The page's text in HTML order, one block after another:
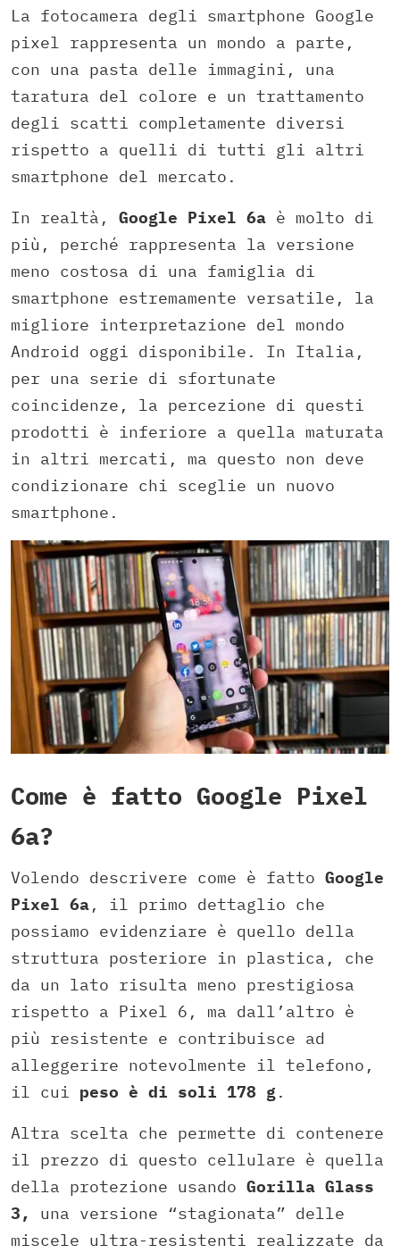
La fotocamera degli smartphone Google
pixel rappresenta un mondo a parte,
con una pasta delle immagini, una
taratura del colore e un trattamento
degli scatti completamente diversi
rispetto a quelli di tutti gli altri
smartphone del mercato.
In realtà, Google Pixel 6a è molto di
più, perché rappresenta la versione
meno costosa di una famiglia di
smartphone estremamente versatile, la
migliore interpretazione del mondo
Android oggi disponibile. In Italia,
per una serie di sfortunate
coincidenze, la percezione di questi
prodotti è inferiore a quella maturata
in altri mercati, ma questo non deve
condizionare chi sceglie un nuovo
smartphone.
Come è fatto Google Pixel
6a?
Volendo descrivere come è fatto Google
Pixel 6a, il primo dettaglio che
possiamo evidenziare è quello della
struttura posteriore in plastica, che
da un lato risulta meno prestigiosa
rispetto a Pixel 6, ma dall’altro è
più resistente e contribuisce ad
alleggerire notevolmente il telefono,
il cui peso è di soli 178 g.
Altra scelta che permette di contenere
il prezzo di questo cellulare è quella
della protezione usando Gorilla Glass
3,
una versione “stagionata” delle
miscele ultra-resistenti realizzate da